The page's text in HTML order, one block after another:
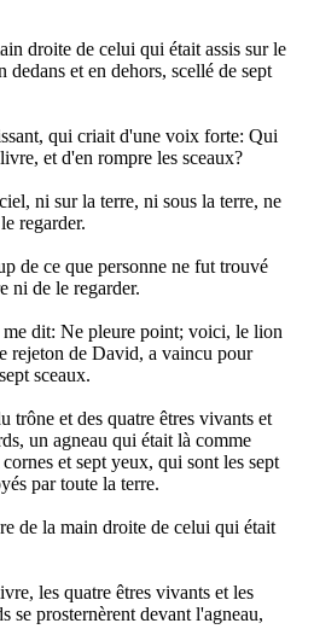
droite de celui qui était assis sur le
et en dehors, scellé de sept
qui criait d'une voix forte: Qui
et d'en rompre les sceaux?
ni sur la terre, ni sous la terre, ne
regarder.
de ce que personne ne fut trouvé
ni de le regarder.
dit: Ne pleure point; voici, le lion
rejeton de David, a vaincu pour
sceaux.
trône et des quatre êtres vivants et
un agneau qui était là comme
et sept yeux, qui sont les sept
par toute la terre.
de la main droite de celui qui était
les quatre êtres vivants et les
se prosternèrent devant l'agneau,